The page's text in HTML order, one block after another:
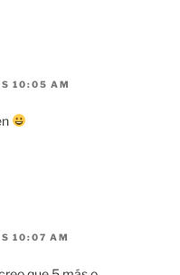
10:05 AM
10:07 AM